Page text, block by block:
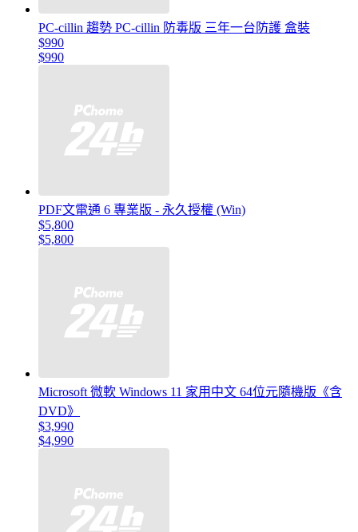
PC-cillin 趨勢 PC-cillin 防毒版 三年一台防護 盒裝
$990
$990
PDF文電通 6 專業版 - 永久授權 (Win)
$5,800
$5,800
Microsoft 微軟 Windows 11 家用中文 64位元隨機版《含
DVD》
$3,990
$4,990